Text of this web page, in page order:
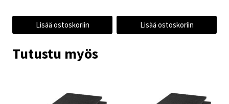
Lisää ostoskoriin Lisää ostoskoriin
Tutustu myös